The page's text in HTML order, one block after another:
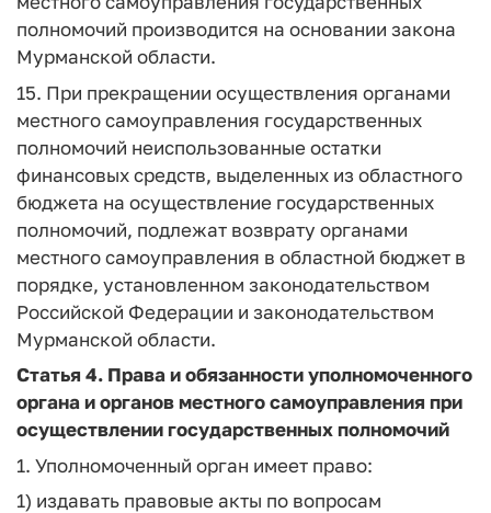
полномочий производится на основании закона
Мурманской области.
15. При прекращении осуществления органами
местного самоуправления государственных
полномочий неиспользованные остатки
финансовых средств, выделенных из областного
бюджета на осуществление государственных
полномочий, подлежат возврату органами
местного самоуправления в областной бюджет в
порядке, установленном законодательством
Российской Федерации и законодательством
Мурманской области.
Статья 4. Права и обязанности уполномоченного
органа и органов местного самоуправления при
осуществлении государственных полномочий
1. Уполномоченный орган имеет право:
1) издавать правовые акты по вопросам